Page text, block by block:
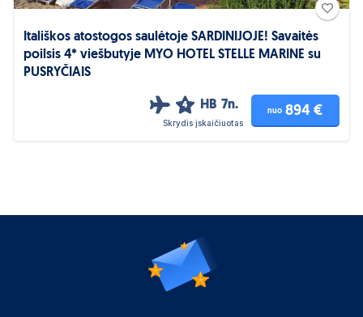
Itališkos atostogos saulėtoje SARDINIJOJE! Savaitės
poilsis 4* viešbutyje MYO HOTEL STELLE MARINE su
PUSRYČIAIS
4 HB 7n.
Skrydis įskaičiuotas
nuo 894 €